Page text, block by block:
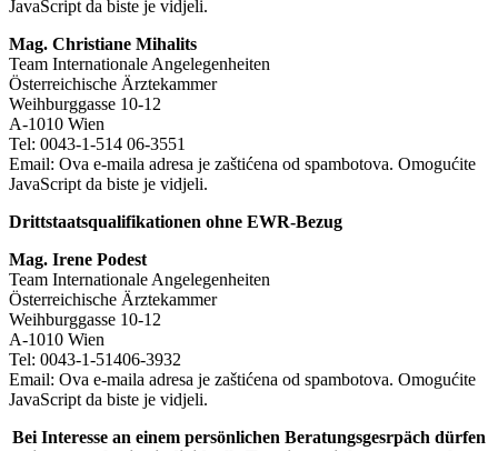
JavaScript da biste je vidjeli.
Mag. Christiane Mihalits
Team Internationale Angelegenheiten
Österreichische Ärztekammer
Weihburggasse 10-12
A-1010 Wien
Tel: 0043-1-514 06-3551
Email: Ova e-maila adresa je zaštićena od spambotova. Omogućite
JavaScript da biste je vidjeli.
Drittstaatsqualifikationen ohne EWR-Bezug
Mag. Irene Podest
Team Internationale Angelegenheiten
Österreichische Ärztekammer
Weihburggasse 10-12
A-1010 Wien
Tel: 0043-1-51406-3932
Email: Ova e-maila adresa je zaštićena od spambotova. Omogućite
JavaScript da biste je vidjeli.
Bei Interesse an einem persönlichen Beratungsgesrpäch dürfen